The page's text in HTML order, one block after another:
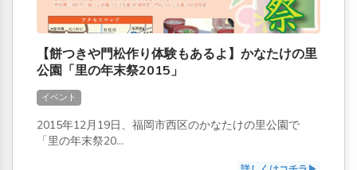
【餅つきや門松作り体験もあるよ】かなたけの里
公園「里の年末祭2015」
イベント
2015年12月19日、福岡市西区のかなたけの里公園で
「里の年末祭20...